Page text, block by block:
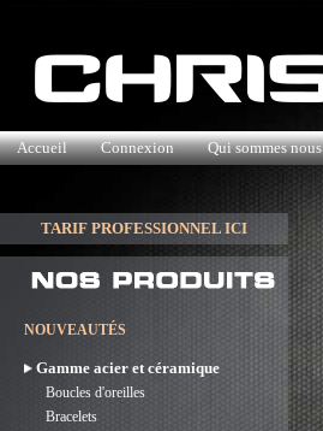
Accueil Connexion Qui sommes
TARIF PROFESSIONNEL ICI
NOUVEAUTÉS
Gamme acier et céramique
Boucles d'oreilles
Bracelets